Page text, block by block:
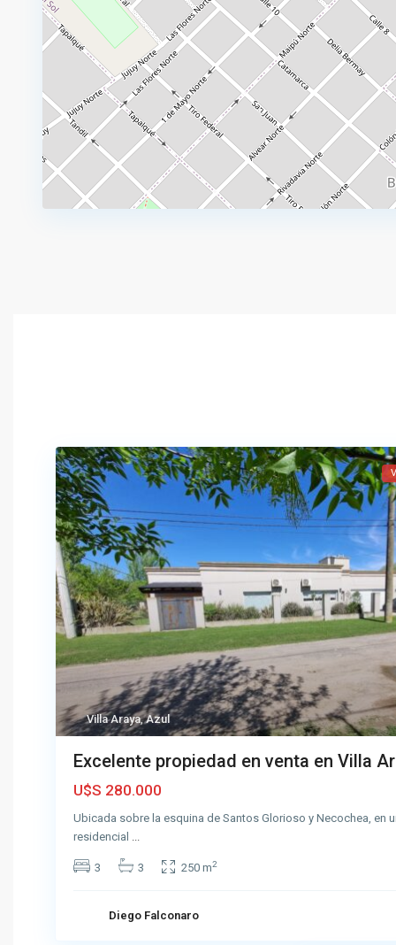
Villa Araya,Azul
Excelente propiedad en venta en Villa
U$S 280.000
Ubicada sobre la esquina de Santos Glorioso y Necochea, en
residencial ...
3 3 250 m2
Diego Falconaro